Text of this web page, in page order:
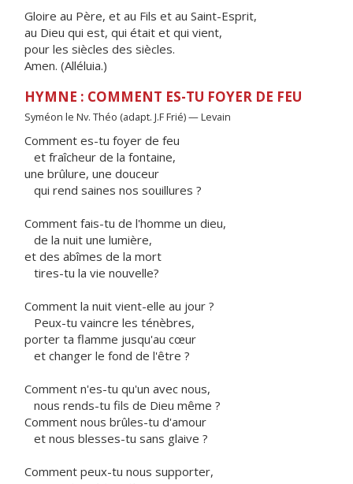
Gloire au Père, et au Fils et au Saint-Esprit,
au Dieu qui est, qui était et qui vient,
pour les siècles des siècles.
Amen. (Alléluia.)
HYMNE : COMMENT ES-TU FOYER DE FEU
Syméon le Nv. Théo (adapt. J.F Frié) — Levain
Comment es-tu foyer de feu
et fraîcheur de la fontaine,
une brûlure, une douceur
qui rend saines nos souillures ?
Comment fais-tu de l'homme un dieu,
de la nuit une lumière,
et des abîmes de la mort
tires-tu la vie nouvelle?
Comment la nuit vient-elle au jour ?
Peux-tu vaincre les ténèbres,
porter ta flamme jusqu'au cœur
et changer le fond de l'être ?
Comment n'es-tu qu'un avec nous,
nous rends-tu fils de Dieu même ?
Comment nous brûles-tu d'amour
et nous blesses-tu sans glaive ?
Comment peux-tu nous supporter,